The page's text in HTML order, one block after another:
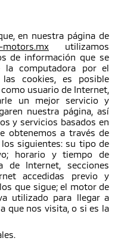
en nuestra página de
utilizamos
de información que se
computadora por el
cookies, es posible
usuario de Internet,
un mejor servicio y
nuestra página, así
y servicios basados en
obtenemos a través de
siguientes: su tipo de
horario y tiempo de
de Internet, secciones
accedidas previo y
que sigue; el motor de
utilizado para llegar a
que nos visita, o si es la